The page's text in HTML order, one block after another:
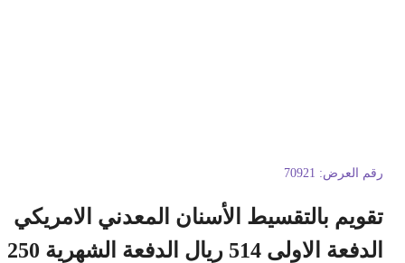
العرض: 70921
بالتقسيط الأسنان المعدني الامريكي
الدفعة الاولى 514 ريال الدفعة الشهرية 250